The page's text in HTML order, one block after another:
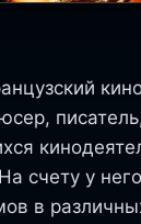
счету у
в